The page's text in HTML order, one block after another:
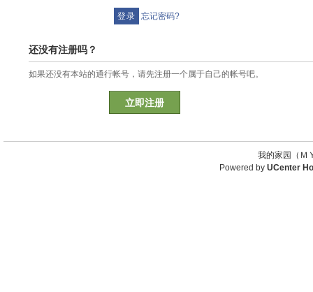
忘记密码?
还没有注册吗？
如果还没有本站的通行帐号，请先注册一个属于自己的帐号吧。
立即注册
我的家园（
Powered by UCenter